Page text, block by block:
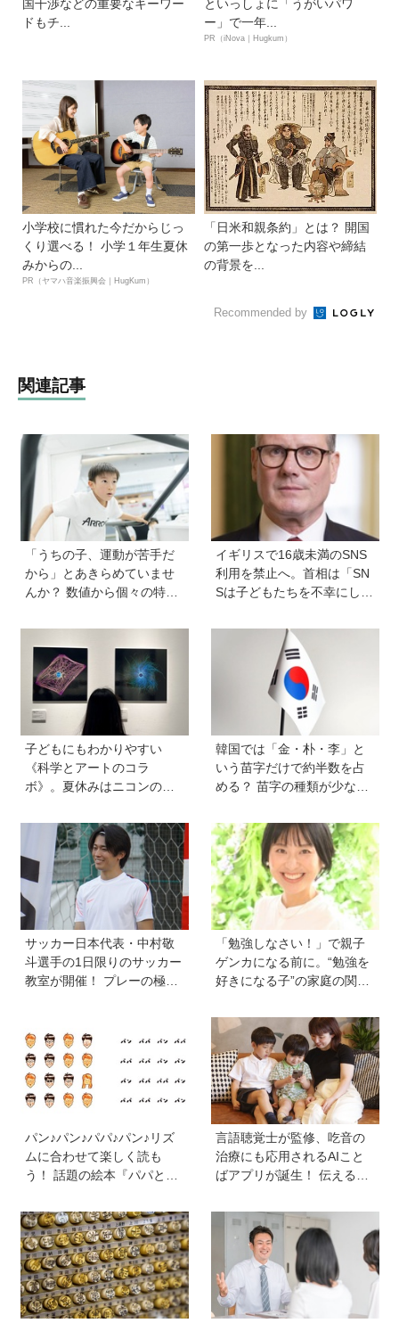
国干渉などの重要なキーワー
ドもチ...
といっしょに「うがいパワ
ー」で一年...
PR（iNova｜Hugkum）
小学校に慣れた今だからじっ
くり選べる！ 小学１年生夏休
みからの...
PR（ヤマハ音楽振興会｜HugKum）
「日米和親条約」とは？ 開国
の第一歩となった内容や締結
の背景を...
Recommended by
関連記事
「うちの子、運動が苦手だ
から」とあきらめていませ
んか？ 数値から個々の特性
「アローズジム」に教わ
る、子どもの運動能力の鍛
え方
イギリスで16歳未満のSNS
利用を禁止へ。首相は「SN
Sは子どもたちを不幸にして
題】
子どもにもわかりやすい
《科学とアートのコラ
ボ》。夏休みはニコンの特
へ！【高校生以下無料】
韓国では「金・朴・李」と
いう苗字だけで約半数を占
める？ 苗字の種類が少ない
際問題】
サッカー日本代表・中村敬
斗選手の1日限りのサッカー
教室が開催！ プレーの極意
イベントを詳しくレポ
「勉強しなさい！」で親子
ゲンカになる前に。“勉強を
好きになる子”の家庭の関わ
永島瑠美先生に訊く》
パン♪パン♪パパ♪パン♪リズ
ムに合わせて楽しく読も
う！ 話題の絵本『パパとパ
ット・サニーブックスさん
に聞く子育てと絵本づくり
のお話
言語聴覚士が監修、吃音の
治療にも応用されるAIこと
ばアプリが誕生！ 伝える力
める「ことたね」の魅力と